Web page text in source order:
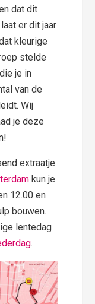
dat dit
er dit jaar
kleurige
stelde
je in
van de
Wij
je deze
extraatje
kun je
12.00 en
bouwen.
lentedag
.